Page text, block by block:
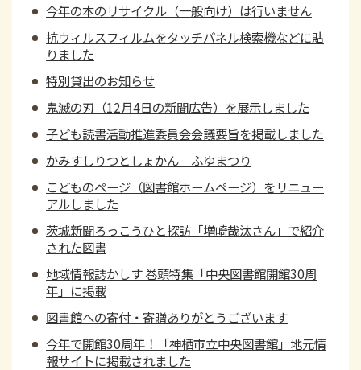
今年の本のリサイクル（一般向け）は行いません
抗ウィルスフィルムをタッチパネル検索機などに貼
りました
特別貸出のお知らせ
鬼滅の刃（12月4日の新聞広告）を展示しました
子ども読書活動推進委員会会議要旨を掲載しました
かみすしりつとしょかん ふゆまつり
こどものページ（図書館ホームページ）をリニュー
アルしました
茨城新聞ろっこうひと探訪「増崎哉汰さん」で紹介
された図書
地域情報誌かしす 巻頭特集「中央図書館開館30周
年」に掲載
図書館への寄付・寄贈ありがとうございます
今年で開館30周年！「神栖市立中央図書館」地元情
報サイトに掲載されました